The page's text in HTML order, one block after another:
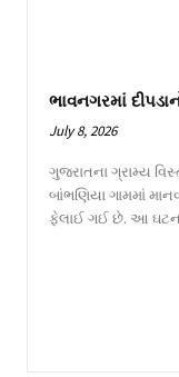
ભાવનગરમાં
July 8, 2026
ગુજરાતના ગ્રામ્ય
બાંભણિયા ગામમાં
ફેલાઈ ગઈ છે. આ